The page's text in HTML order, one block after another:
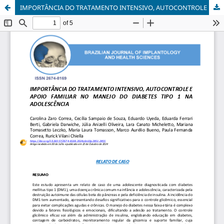
IMPORTÂNCIA DO TRATAMENTO INTENSIVO, AUTOCONTROLE E APOIO FAMILIAR NO MANEJO DO DIABETES TIPO 1 NA ADOLESCÊNCIA